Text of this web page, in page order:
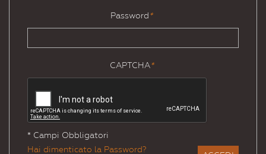
Password*
CAPTCHA*
* Campi Obbligatori
Hai dimenticato la Password?